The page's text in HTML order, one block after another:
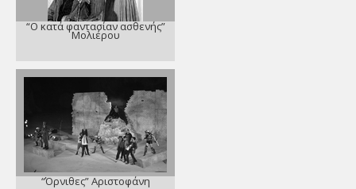
“Ο κατά φαντασίαν ασθενής”
Μολιέρου
“Όρνιθες” Αριστοφάνη